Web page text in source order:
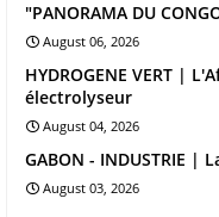
"PANORAMA DU
August 06, 2026
HYDROGENE VERT |
électrolyseur
August 04, 2026
GABON - INDUSTRIE |
August 03, 2026